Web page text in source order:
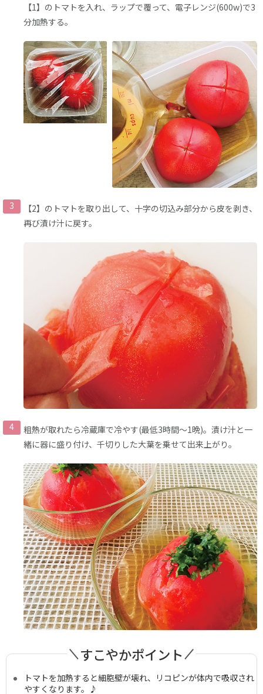
【1】のトマトを入れ、ラップで覆って、電子レンジ(600w)で3
分加熱する。
【2】のトマトを取り出して、十字の切込み部分から皮を剥き、
再び漬け汁に戻す。
粗熱が取れたら冷蔵庫で冷やす(最低3時間〜1晩)。漬け汁と一
緒に器に盛り付け、千切りした大葉を乗せて出来上がり。
すこやかポイント
トマトを加熱すると細胞壁が壊れ、リコピンが体内で吸収され
やすくなります。♪